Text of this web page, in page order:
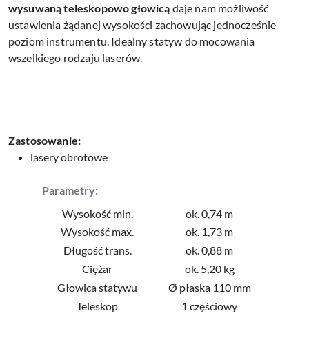
wysuwaną teleskopowo głowicą daje nam możliwość
ustawienia żądanej wysokości zachowując jednocześnie
poziom instrumentu. Idealny statyw do mocowania
wszelkiego rodzaju laserów.
Zastosowanie:
lasery obrotowe
Parametry:
Wysokość min.
ok. 0,74 m
Wysokość max.
ok. 1,73 m
Długość trans.
ok. 0,88 m
Ciężar
ok. 5,20 kg
Głowica statywu
Ø płaska 110 mm
Teleskop
1 częściowy